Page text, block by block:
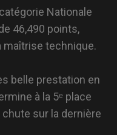
46,490 points,
technique.
à la 5ᵉ place
sur la dernière